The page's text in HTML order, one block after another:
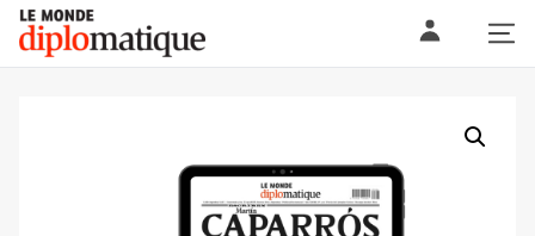
Skip
content
Le monde diplomatique